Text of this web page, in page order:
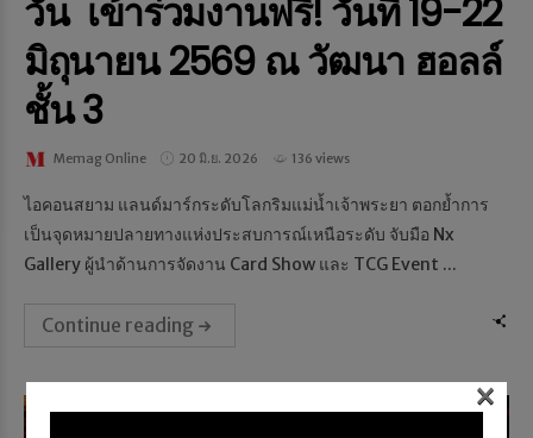
วัน เข้าร่วมงานฟรี! วันที่ 19-22
มิถุนายน 2569 ณ วัฒนา ฮอลล์
ชั้น 3
Memag Online 20 มิ.ย. 2026 136 views
ไอคอนสยาม แลนด์มาร์กระดับโลกริมแม่น้ำเจ้าพระยา ตอกย้ำการ
เป็นจุดหมายปลายทางแห่งประสบการณ์เหนือระดับ จับมือ Nx
Gallery ผู้นำด้านการจัดงาน Card Show และ TCG Event ...
Continue reading
×